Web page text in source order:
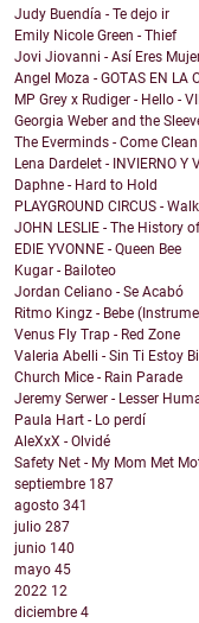
Judy Buendía - Te dejo ir
Emily Nicole Green - Thief
Jovi Jiovanni - Así Eres
Angel Moza - GOTAS EN LA
MP Grey x Rudiger - Hello -
Georgia Weber and the
The Everminds - Come Clean
Lena Dardelet - INVIERNO Y
Daphne - Hard to Hold
PLAYGROUND CIRCUS -
JOHN LESLIE - The History
EDIE YVONNE - Queen Bee
Kugar - Bailoteo
Jordan Celiano - Se Acabó
Ritmo Kingz - Bebe
Venus Fly Trap - Red Zone
Valeria Abelli - Sin Ti Estoy
Church Mice - Rain Parade
Jeremy Serwer - Lesser
Paula Hart - Lo perdí
AleXxX - Olvidé
Safety Net - My Mom Met
septiembre 187
agosto 341
julio 287
junio 140
mayo 45
2022 12
diciembre 4